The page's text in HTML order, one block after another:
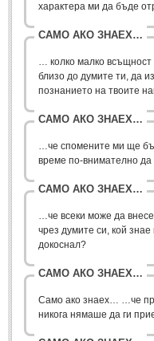
ТЕКСТОВЕ
Истории
Разкази
Басни
Автори на Басни
ПРИКАЗКИ
Автори на приказки
МИТОВЕ И ЛЕГЕНДИ
характера ми да бъде
САМО АКО ЗНАЕХ…
… колко малко
близо до думите ти, да
познанието на твоите
САМО АКО ЗНАЕХ…
…че спомените ми ще
време по-внимателно
САМО АКО ЗНАЕХ…
…че всеки може да
чрез думите си, кой
докоснал?
САМО АКО ЗНАЕХ…
Само ако знаех… …че
никога нямаше да ги